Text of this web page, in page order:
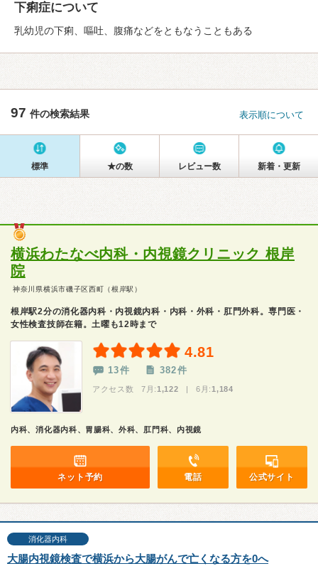
下痢症について
乳幼児の下痢、嘔吐、腹痛などをともなうこともある
97 件の検索結果 表示順について
標準 ★の数 レビュー数 新着・更新
横浜わたなべ内科・内視鏡クリニック 根岸
院
神奈川県横浜市磯子区西町（根岸駅）
根岸駅2分の消化器内科・内視鏡内科・内科・外科・肛門外科。専門医・
女性検査技師在籍。土曜も12時まで
4.81
13件 382件
アクセス数 7月: 1,122 | 6月: 1,184
内科、消化器内科、胃腸科、外科、肛門科、内視鏡
ネット予約 電話 公式サイト
消化器内科
大腸内視鏡検査で横浜から大腸がんで亡くなる方を0へ